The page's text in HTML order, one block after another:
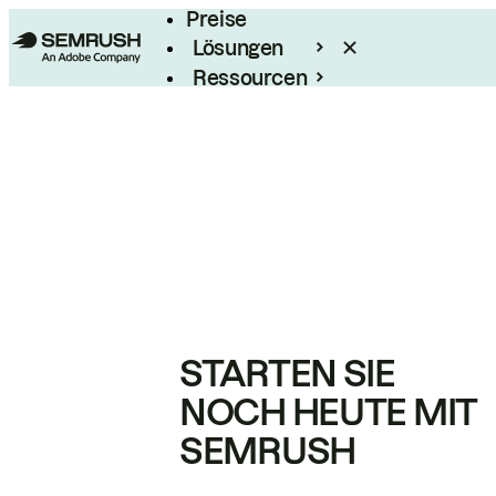
Preise
Lösungen
Ressourcen
STARTEN SIE
NOCH HEUTE MIT
SEMRUSH